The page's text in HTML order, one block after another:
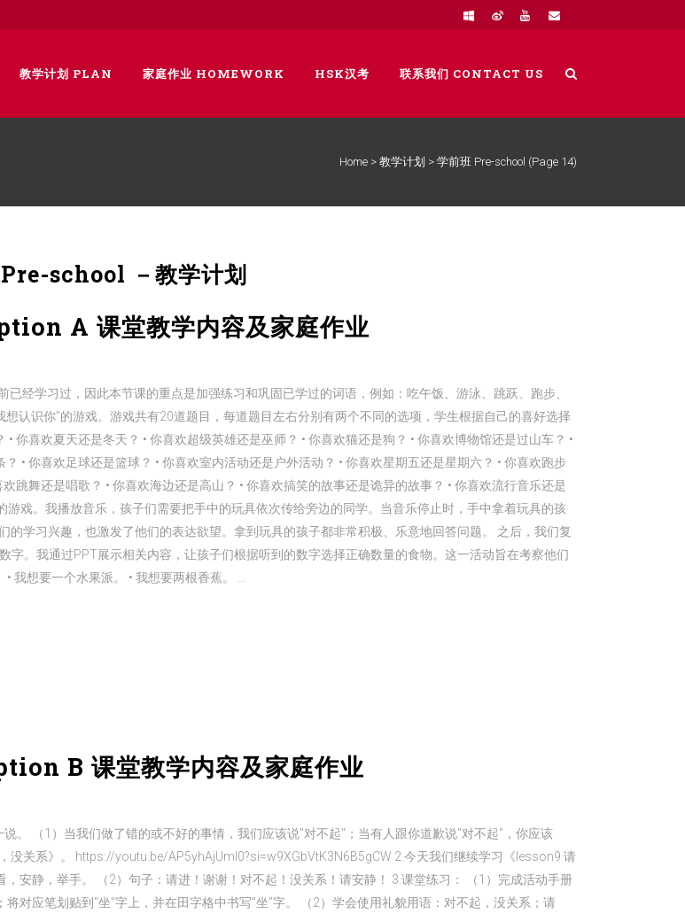
教学计划 PLAN 家庭作业 HOMEWORK HSK汉考 联系我们 CONTACT US
Home > 教学计划 > 学前班 Pre-school (Page 14)
school －教学计划
A 课堂教学内容及家庭作业
已经学习过，因此本节课的重点是加强练习和巩固已学过的词语，例如：吃午饭、游泳、跳跃、跑步、
认识你”的游戏。游戏共有20道题目，每道题目左右分别有两个不同的选项，学生根据自己的喜好选择
你喜欢夏天还是冬天？ • 你喜欢超级英雄还是巫师？ • 你喜欢猫还是狗？ • 你喜欢博物馆还是过山车？ •
• 你喜欢足球还是篮球？ • 你喜欢室内活动还是户外活动？ • 你喜欢星期五还是星期六？ • 你喜欢跑步
跳舞还是唱歌？ • 你喜欢海边还是高山？ • 你喜欢搞笑的故事还是诡异的故事？ • 你喜欢流行音乐还是
游戏。我播放音乐，孩子们需要把手中的玩具依次传给旁边的同学。当音乐停止时，手中拿着玩具的孩
的学习兴趣，也激发了他们的表达欲望。拿到玩具的孩子都非常积极、乐意地回答问题。 之后，我们复
。我通过PPT展示相关内容，让孩子们根据听到的数字选择正确数量的食物。这一活动旨在考察他们
想要一个水果派。 • 我想要两根香蕉。 ...
B 课堂教学内容及家庭作业
。 （1）当我们做了错的或不好的事情，我们应该说"对不起"；当有人跟你道歉说"对不起"，你应该
关系》。 https://youtu.be/AP5yhAjUmI0?si=w9XGbVtK3N6B5gCW 2.今天我们继续学习《lesson9 请
安静，举手。 （2）句子：请进！谢谢！对不起！没关系！请安静！ 3.课堂练习： （1）完成活动手册
对应笔划贴到"坐”字上，并在田字格中书写"坐”字。 （2）学会使用礼貌用语：对不起，没关系；请